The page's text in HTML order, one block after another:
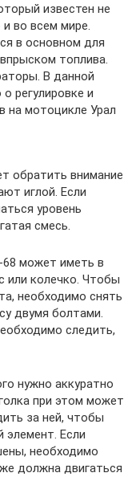
известен не
во всем мире.
в основном для
топлива.
В данной
регулировке и
на мотоцикле Урал
обратить внимание
иглой. Если
уровень
смесь.
может иметь в
или колечко. Чтобы
необходимо снять
двумя болтами.
следить,
нужно аккуратно
при этом может
за ней, чтобы
элемент. Если
необходимо
должна двигаться